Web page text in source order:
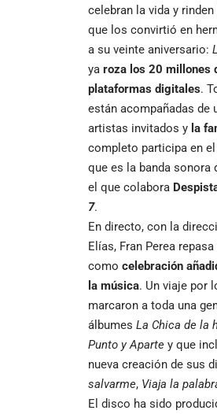
celebran la vida y
que los convirtió en
a su veinte aniversario:
ya roza los 20 millones
plataformas digitales.
están acompañadas de
artistas invitados y la
completo participa en
que es la banda sonora
el que colabora
7.
En directo, con la
Elías, Fran Perea
como celebración
la música. Un viaje por
marcaron a toda una
álbumes La Chica de la
Punto y Aparte y que
nueva creación de sus
salvarme, Viaja la
El disco ha sido